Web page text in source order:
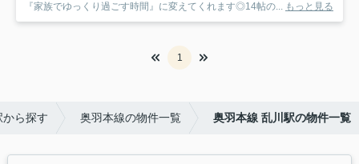
『家族でゆっくり過ごす時間』に変えてくれます◎14帖の... もっと見る
1
ら探す 奥羽本線の物件一覧 奥羽本線 乱川駅の物件一覧